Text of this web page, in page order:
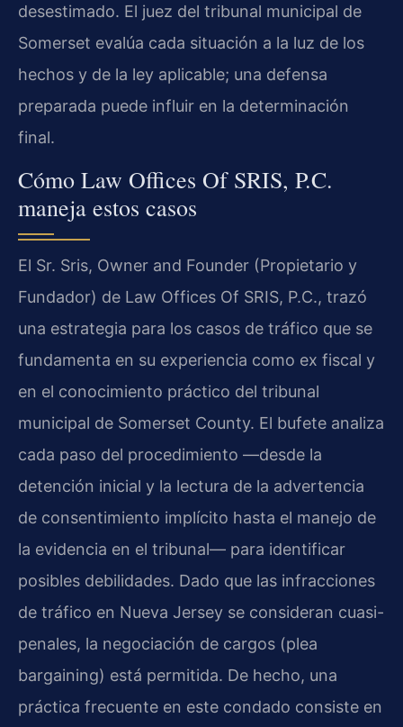
desestimado. El juez del tribunal municipal de
Somerset evalúa cada situación a la luz de los
hechos y de la ley aplicable; una defensa
preparada puede influir en la determinación
final.
Cómo Law Offices Of SRIS, P.C.
maneja estos casos
El Sr. Sris, Owner and Founder (Propietario y
Fundador) de Law Offices Of SRIS, P.C., trazó
una estrategia para los casos de tráfico que se
fundamenta en su experiencia como ex fiscal y
en el conocimiento práctico del tribunal
municipal de Somerset County. El bufete analiza
cada paso del procedimiento —desde la
detención inicial y la lectura de la advertencia
de consentimiento implícito hasta el manejo de
la evidencia en el tribunal— para identificar
posibles debilidades. Dado que las infracciones
de tráfico en Nueva Jersey se consideran cuasi-
penales, la negociación de cargos (plea
bargaining) está permitida. De hecho, una
práctica frecuente en este condado consiste en